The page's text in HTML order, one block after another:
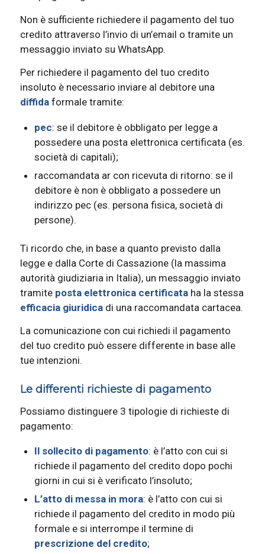
Non è sufficiente richiedere il pagamento del tuo
credito attraverso l’invio di un’email o tramite un
messaggio inviato su WhatsApp.
Per richiedere il pagamento del tuo credito
insoluto è necessario inviare al debitore una
diffidaformale tramite:
pec: se il debitore è obbligato per legge a
possedere una posta elettronica certificata (es.
società di capitali);
raccomandata ar con ricevuta di ritorno: se il
debitore è non è obbligato a possedere un
indirizzo pec (es. persona fisica, società di
persone).
Ti ricordo che, in base a quanto previsto dalla
legge e dalla Corte di Cassazione (la massima
autorità giudiziaria in Italia), un messaggio inviato
tramite posta elettronica certificataha la stessa
efficacia giuridicadi una raccomandata cartacea.
La comunicazione con cui richiedi il pagamento
del tuo credito può essere differente in base alle
tue intenzioni.
Le differenti richieste di pagamento
Possiamo distinguere 3 tipologie di richieste di
pagamento:
Il sollecito di pagamento: è l’atto con cui si
richiede il pagamento del credito dopo pochi
giorni in cui si è verificato l’insoluto;
L’atto di messa in mora: è l’atto con cui si
richiede il pagamento del credito in modo più
formale e si interrompe il termine di
prescrizione del credito;